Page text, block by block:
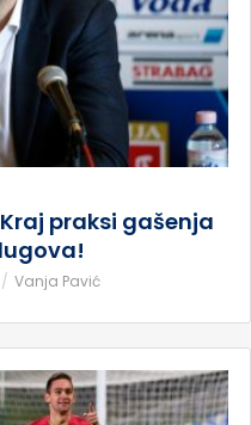
praksi gašenja
Vanja Pavić